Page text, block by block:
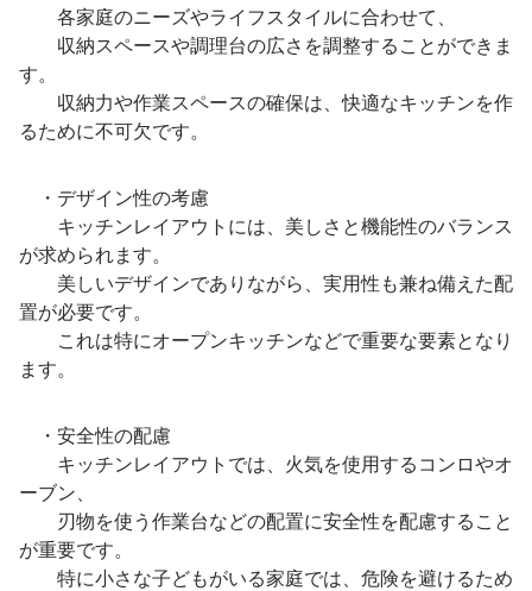
各家庭のニーズやライフスタイルに合わせて、
収納スペースや調理台の広さを調整することができま
す。
収納力や作業スペースの確保は、快適なキッチンを作
るために不可欠です。
・デザイン性の考慮
キッチンレイアウトには、美しさと機能性のバランス
が求められます。
美しいデザインでありながら、実用性も兼ね備えた配
置が必要です。
これは特にオープンキッチンなどで重要な要素となり
ます。
・安全性の配慮
キッチンレイアウトでは、火気を使用するコンロやオ
ーブン、
刃物を使う作業台などの配置に安全性を配慮すること
が重要です。
特に小さな子どもがいる家庭では、危険を避けるため